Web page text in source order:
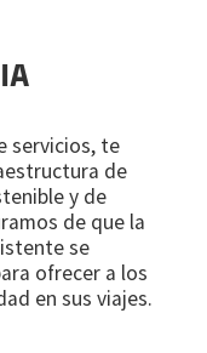
servicios, te
de
y de
de que la
se
ofrecer a los
en sus viajes.